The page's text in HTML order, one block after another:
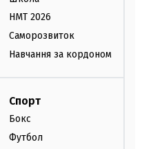
НМТ 2026
Саморозвиток
Навчання за кордоном
Спорт
Бокс
Футбол